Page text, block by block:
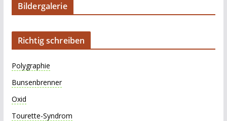
Bildergalerie
Richtig schreiben
Polygraphie
Bunsenbrenner
Oxid
Tourette-Syndrom